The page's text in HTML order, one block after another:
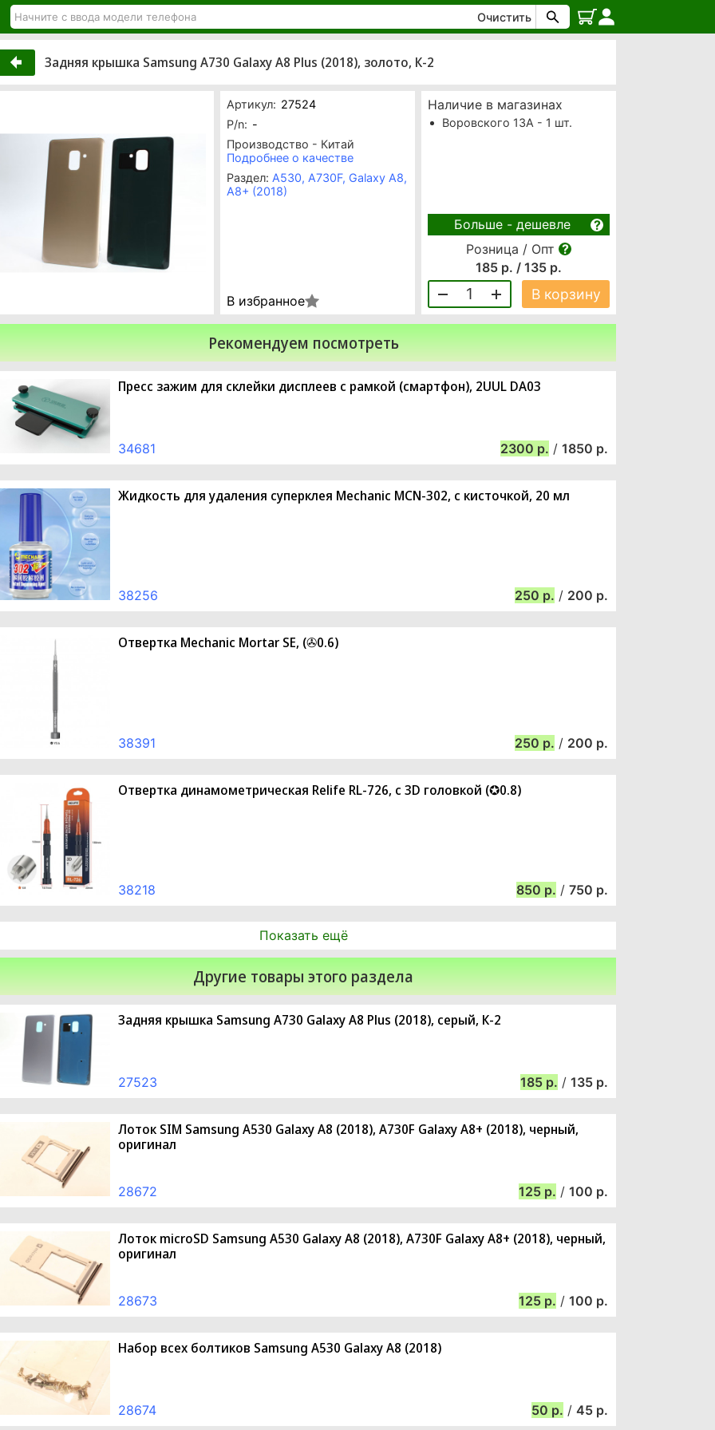
Очистить
Задняя крышка Samsung A730 Galaxy A8 Plus (2018), золото, К-2
Артикул: 27524
P/n: -
Производство - Китай
Подробнее о качестве
Раздел: A530, A730F, Galaxy A8,
A8+ (2018)
В избранное
Наличие в магазинах
Воровского 13А - 1 шт.
Больше - дешевле
Розница / Опт
185 р. / 135 р.
1 В корзину
Рекомендуем посмотреть
Пресс зажим для склейки дисплеев с рамкой (смартфон), 2UUL DA03
34681 2300 / 1850
Жидкость для удаления суперклея Mechanic MCN-302, с кисточкой, 20 мл
38256 250 / 200
Отвертка Mechanic Mortar SE, (✇0.6)
38391 250 / 200
Отвертка динамометрическая Relife RL-726, с 3D головкой (✪0.8)
38218 850 / 750
Показать ещё
Другие товары этого раздела
Задняя крышка Samsung A730 Galaxy A8 Plus (2018), серый, К-2
27523 185 / 135
Лоток SIM Samsung A530 Galaxy A8 (2018), A730F Galaxy A8+ (2018), черный,
оригинал
28672 125 / 100
Лоток microSD Samsung A530 Galaxy A8 (2018), A730F Galaxy A8+ (2018), черный,
оригинал
28673 125 / 100
Набор всех болтиков Samsung A530 Galaxy A8 (2018)
28674 50 / 45